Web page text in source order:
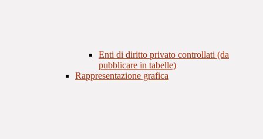
Enti di diritto privato controllati (da
pubblicare in tabelle)
Rappresentazione grafica